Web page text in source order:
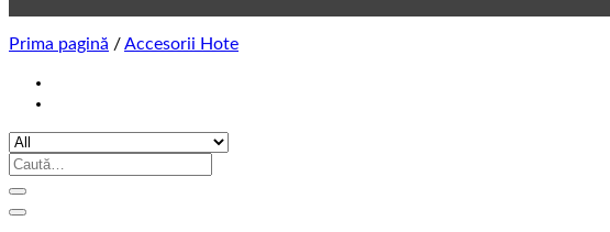
Prima pagină /Accesorii Hote
Caută